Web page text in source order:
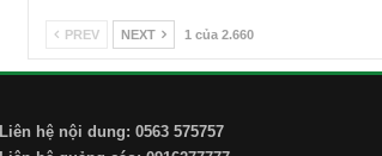
PREV NEXT 1 của 2.660
Liên hệ nội dung: 0563 575757